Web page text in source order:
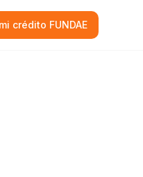
crédito FUNDAE